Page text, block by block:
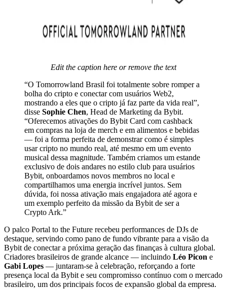
Edit the caption here or remove the text
“O Tomorrowland Brasil foi totalmente sobre romper a
bolha do cripto e conectar com usuários Web2,
mostrando a eles que o cripto já faz parte da vida real”,
disse Sophie Chen, Head de Marketing da Bybit.
“Oferecemos ativações do Bybit Card com cashback
em compras na loja de merch e em alimentos e bebidas
— foi a forma perfeita de demonstrar como é simples
usar cripto no mundo real, até mesmo em um evento
musical dessa magnitude. Também criamos um estande
exclusivo de dois andares no estilo club para usuários
Bybit, onboardamos novos membros no local e
compartilhamos uma energia incrível juntos. Sem
dúvida, foi nossa ativação mais engajadora até agora e
um exemplo perfeito da missão da Bybit de ser a
Crypto Ark.”
O palco Portal to the Future recebeu performances de DJs de
destaque, servindo como pano de fundo vibrante para a visão da
Bybit de conectar a próxima geração das finanças à cultura global.
Criadores brasileiros de grande alcance — incluindo Léo Picon e
Gabi Lopes — juntaram-se à celebração, reforçando a forte
presença local da Bybit e seu compromisso contínuo com o mercado
brasileiro, um dos principais focos de expansão global da empresa.